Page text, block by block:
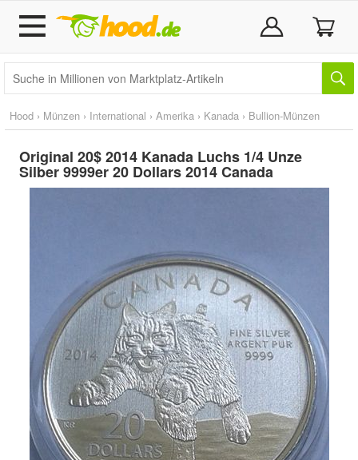
Hood › Münzen › International › Amerika › Kanada › Bullion-Münzen
Original 20$ 2014 Kanada Luchs 1/4 Unze
Silber 9999er 20 Dollars 2014 Canada